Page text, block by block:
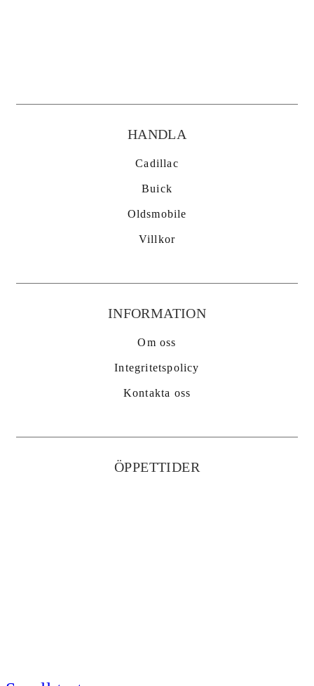
HANDLA
Cadillac
Buick
Oldsmobile
Villkor
INFORMATION
Om oss
Integritetspolicy
Kontakta oss
ÖPPETTIDER